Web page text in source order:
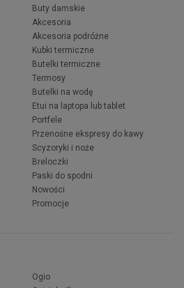
Buty damskie
Akcesoria
Akcesoria podróżne
Kubki termiczne
Butelki termiczne
Termosy
Butelki na wodę
Etui na laptopa lub tablet
Portfele
Przenośne ekspresy do kawy
Scyzoryki i noże
Breloczki
Paski do spodni
Nowości
Promocje
Ogio